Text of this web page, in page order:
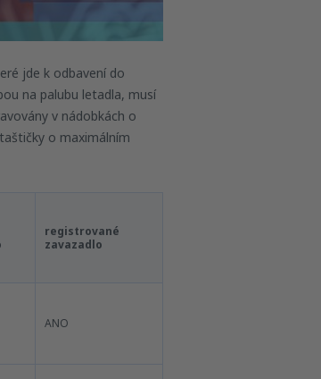
jde k odbavení do
na palubu letadla, musí
v nádobkách o
o maximálním
registrované
zavazadlo
ANO